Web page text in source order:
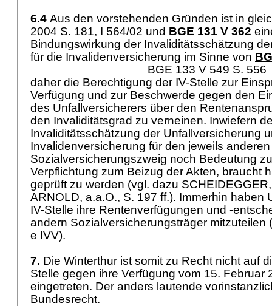
6.4 Aus den vorstehenden Gründen ist in
2004 S. 181, I 564/02 und BGE 131 V 362
Bindungswirkung der Invaliditätsschätzung
für die Invalidenversicherung im Sinne von
BGE 133 V 549 S. 556
daher die Berechtigung der IV-Stelle zur
Verfügung und zur Beschwerde gegen den
des Unfallversicherers über den
den Invaliditätsgrad zu verneinen. Inwiefern
Invaliditätsschätzung der Unfallversicherung
Invalidenversicherung für den jeweils anderen
Sozialversicherungszweig noch Bedeutung
Verpflichtung zum Beizug der Akten, braucht
geprüft zu werden (vgl. dazu
ARNOLD, a.a.O., S. 197 ff.). Immerhin haben
IV-Stelle ihre Rentenverfügungen und -
andern Sozialversicherungsträger mitzuteilen
e IVV).
7. Die Winterthur ist somit zu Recht nicht auf
Stelle gegen ihre Verfügung vom 15. Februar
eingetreten. Der anders lautende
Bundesrecht.